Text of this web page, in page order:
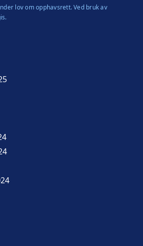
lov om opphavsrett. Ved bruk av